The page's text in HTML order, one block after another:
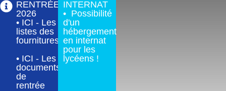
RENTRÉE
2026
• ICI - Les
listes des
fournitures
• ICI - Les
documents
de
rentrée
INTERNAT
• Possibilité
d'un
hébergement
en internat
pour les
lycéens !